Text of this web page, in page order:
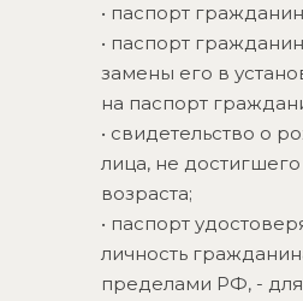
• паспорт
• паспорт
замены его в
на паспорт
• свидетельство о
лица, не достигшего
возраста;
• паспорт
личность
пределами РФ, -